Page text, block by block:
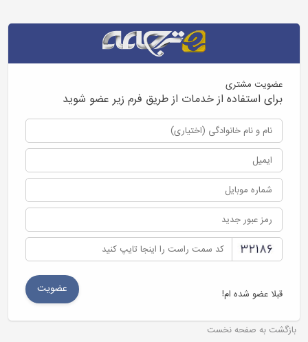
عضویت مشتری
برای استفاده از خدمات از طریق فرم زیر عضو شوید
قبلا عضو شده ام!
بازگشت به صفحه نخست